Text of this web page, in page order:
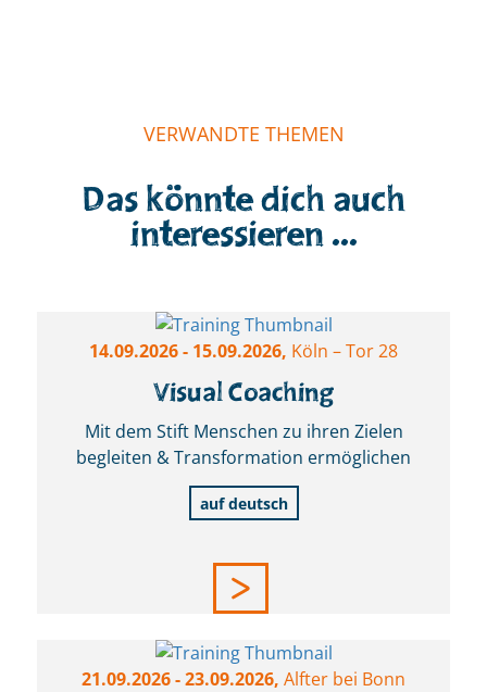
Leichtigkeit und Humor in zwei
Tagen den Stoff von 3 Tagen
anfühlt”
Visual Process Mapping Training
VERWANDTE THEMEN
Das könnte dich auch
interessieren ...
14.09.2026- 15.09.2026, Köln – Tor 28
Visual Coaching
Mit dem Stift Menschen zu ihren Zielen
begleiten & Transformation ermöglichen
auf deutsch
21.09.2026- 23.09.2026, Alfter bei Bonn